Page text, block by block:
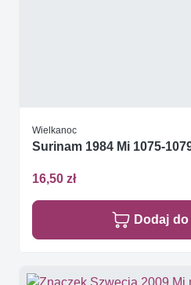
Wielkanoc
Surinam 1984 Mi 1075-
16,50 zł
Dodaj